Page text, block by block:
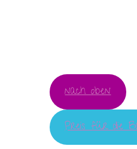
nach oben
Preis für die